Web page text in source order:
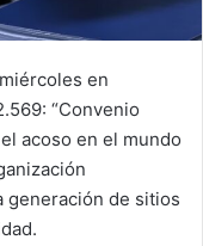
en
“Convenio
acoso en el mundo
generación de sitios